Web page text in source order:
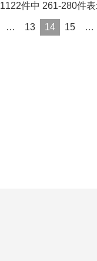
1122件中 261-280件
… 13 14 15 …